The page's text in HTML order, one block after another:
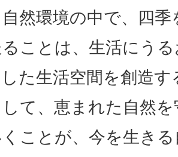
然環境の中で、四
ことは、生活にう
た生活空間を創造
して、恵まれた自然
ことが、今を生き